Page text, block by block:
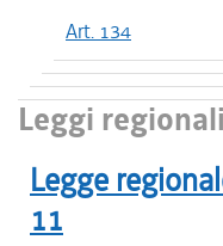
Art. 134
Leggi regionali
Legge
11